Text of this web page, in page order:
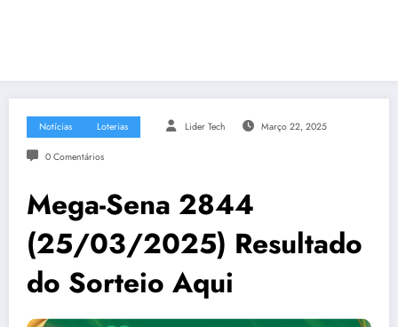
Notícias Loterias Lider Tech Março 22, 2025
0 Comentários
Mega-Sena 2844
(25/03/2025) Resultado
do Sorteio Aqui